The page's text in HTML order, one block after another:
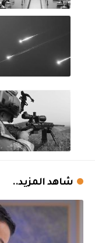
شاهد المزيد..